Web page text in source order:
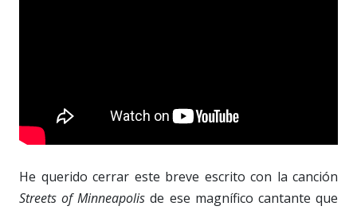
He querido cerrar este breve escrito con la canción
Streets of Minneapolis de ese magnífico cantante que